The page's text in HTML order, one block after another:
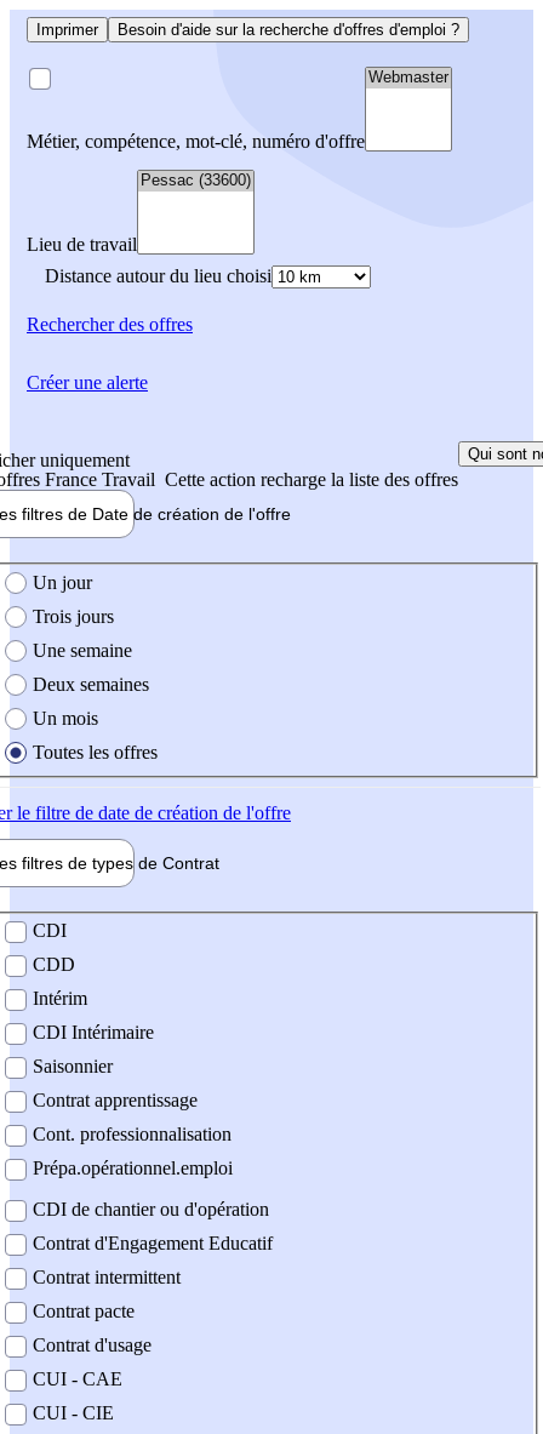
Imprimer Besoin d'aide sur la recherche d'offres d'emploi ?
Métier, compétence, mot-clé, numéro d'offre
Lieu de travail
Distance autour du lieu choisi
Rechercherdes offres
uniquement
France Travail Cette action recharge la liste des offres
Qui sont
filtres de Date de création de l'offre
création de l'offre
Un jour
Trois jours
Une semaine
Deux semaines
Un mois
Toutes les offres
le filtre de date de création de l'offre
filtres de types de Contrat
contrat
CDI
CDD
Intérim
CDI Intérimaire
Saisonnier
Contrat apprentissage
Cont. professionnalisation
Prépa.opérationnel.emploi
CDI de chantier ou d'opération
Contrat d'Engagement Educatif
Contrat intermittent
Contrat pacte
Contrat d'usage
CUI - CAE
CUI - CIE
Créer une alerte